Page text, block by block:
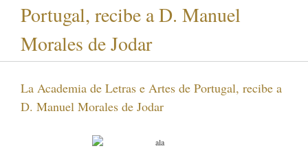
Portugal, recibe a D. Manuel
Morales de Jodar
La Academia de Letras e Artes de Portugal, recibe a
D. Manuel Morales de Jodar